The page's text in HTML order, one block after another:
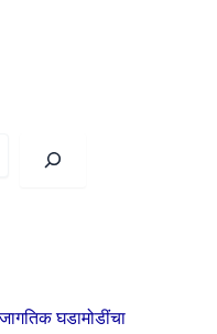
घडामोडींचा